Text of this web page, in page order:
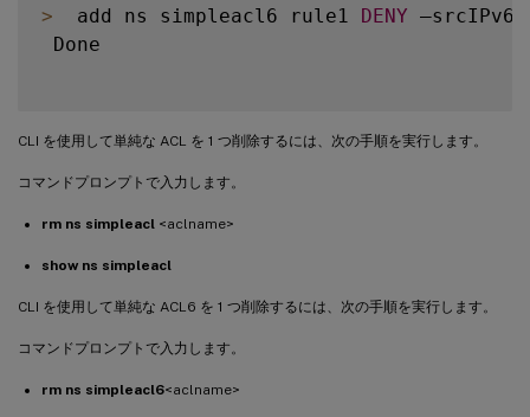
>
  add ns simpleacl6 rule1
DENY –srcIPv6
Done
CLI を使用して単純な ACL を 1 つ削除するには、次の手順を実行します。
コマンドプロンプトで入力します。
rm ns simpleacl <aclname>
show ns simpleacl
CLI を使用して単純な ACL6 を 1 つ削除するには、次の手順を実行します。
コマンドプロンプトで入力します。
rm ns simpleacl6<aclname>